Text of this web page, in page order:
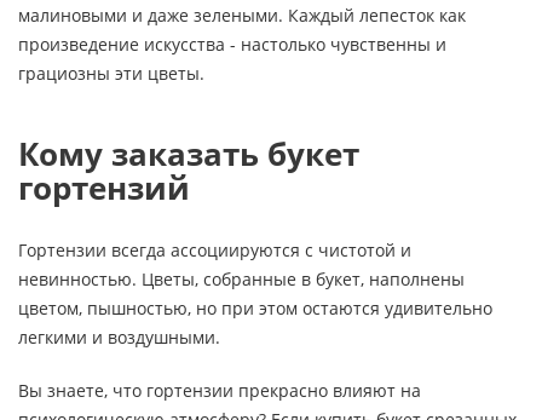
малиновыми и даже зелеными. Каждый лепесток как
произведение искусства - настолько чувственны и
грациозны эти цветы.
Кому заказать букет
гортензий
Гортензии всегда ассоциируются с чистотой и
невинностью. Цветы, собранные в букет, наполнены
цветом, пышностью, но при этом остаются удивительно
легкими и воздушными.
Вы знаете, что гортензии прекрасно влияют на